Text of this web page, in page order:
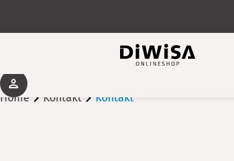
Home Kontakt Kontakt